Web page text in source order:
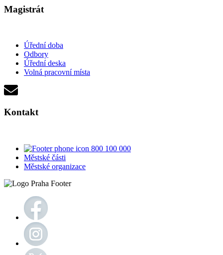
Magistrát
Úřední doba
Odbory
Úřední deska
Volná pracovní místa
Kontakt
800 100 000
Městské části
Městské organizace